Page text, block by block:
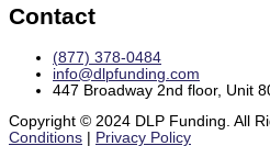
Contact
(877) 378-0484
info@dlpfunding.com
447 Broadway 2nd floor, Unit
Copyright © 2024 DLP Funding. All
Conditions
Privacy Policy